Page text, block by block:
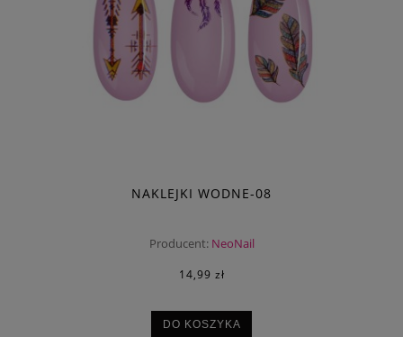
NAKLEJKI WODNE-08
Producent: NeoNail
14,99 zł
DO KOSZYKA